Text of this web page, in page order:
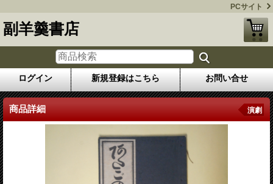
PCサイト
副羊羹書店
ログイン 新規登録はこちら お問い合せ
商品詳細 演劇